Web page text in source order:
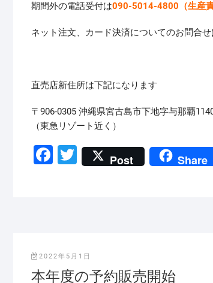
期間外の電話受付は090-5014-4800（生産責
ネット注文、カード決済についてのお問合せ
直売店新住所は下記になります
〒906-0305 沖縄県宮古島市下地字与那覇
（東急リゾート近く）
F
o
o
T
wi
Post Share
2022年5月1日
本年度の予約販売開始